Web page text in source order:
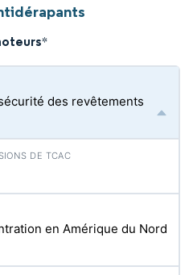
*
des revêtements
en Amérique du Nord